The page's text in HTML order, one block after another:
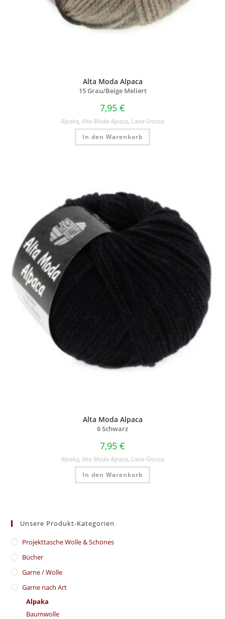
Alta Moda Alpaca
15 Grau/Beige Meliert
7,95 €
Alpaka,Alta Moda Alpaca, Lana Grossa
In den Warenkorb
Alta Moda Alpaca
6 Schwarz
7,95 €
Alpaka,Alta Moda Alpaca, Lana Grossa
In den Warenkorb
Unsere Produkt-Kategorien
​Projekttasche Wolle & Schönes
Bücher
Garne / Wolle
Garne nach Art
Alpaka
Baumwolle